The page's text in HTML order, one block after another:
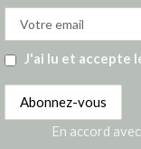
J'ai lu et accepte
En accord